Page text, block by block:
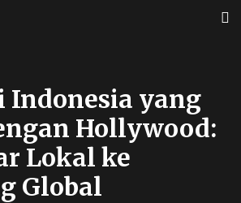
Indonesia yang
Hollywood:
Lokal ke
Global